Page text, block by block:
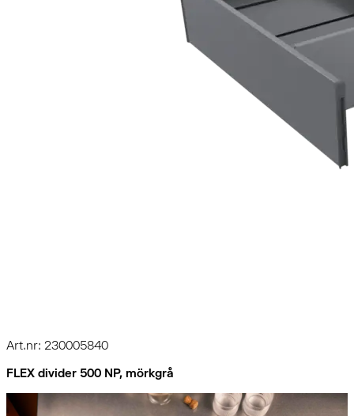
Art.nr: 230005840
FLEX divider 500 NP, mörkgrå